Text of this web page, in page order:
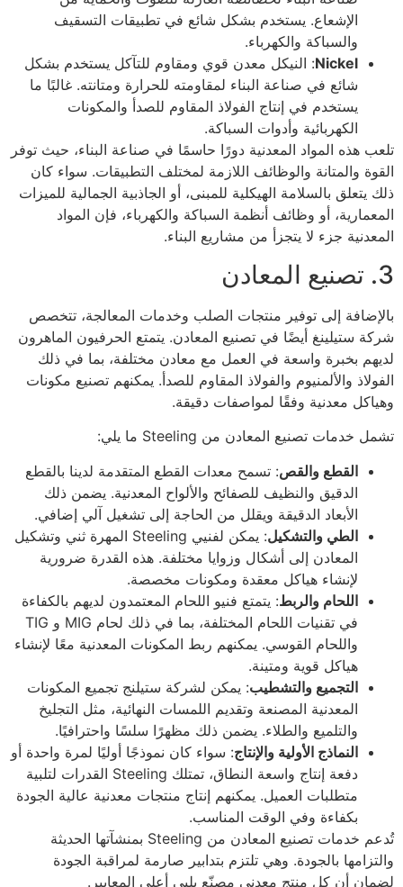
الإشعاع. يستخدم بشكل شائع في تطبيقات التسقيف
والسباكة والكهرباء.
Nickel: النيكل معدن قوي ومقاوم للتآكل يستخدم بشكل
شائع في صناعة البناء لمقاومته للحرارة ومتانته. غالبًا ما
يستخدم في إنتاج الفولاذ المقاوم للصدأ والمكونات
الكهربائية وأدوات السباكة.
تلعب هذه المواد المعدنية دورًا حاسمًا في صناعة البناء، حيث توفر
القوة والمتانة والوظائف اللازمة لمختلف التطبيقات. سواء كان
ذلك يتعلق بالسلامة الهيكلية للمبنى، أو الجاذبية الجمالية للميزات
المعمارية، أو وظائف أنظمة السباكة والكهرباء، فإن المواد
المعدنية جزء لا يتجزأ من مشاريع البناء.
3. تصنيع المعادن
بالإضافة إلى توفير منتجات الصلب وخدمات المعالجة، تتخصص
شركة ستيلينغ أيضًا في تصنيع المعادن. يتمتع الحرفيون الماهرون
لديهم بخبرة واسعة في العمل مع معادن مختلفة، بما في ذلك
الفولاذ والألمنيوم والفولاذ المقاوم للصدأ. يمكنهم تصنيع مكونات
وهياكل معدنية وفقًا لمواصفات دقيقة.
تشمل خدمات تصنيع المعادن من Steeling ما يلي:
القطع والقص: تسمح معدات القطع المتقدمة لدينا بالقطع
الدقيق والنظيف للصفائح والألواح المعدنية. يضمن ذلك
الأبعاد الدقيقة ويقلل من الحاجة إلى تشغيل آلي إضافي.
الطي والتشكيل
: يمكن لفنيي Steeling المهرة ثني وتشكيل
المعادن إلى أشكال وزوايا مختلفة. هذه القدرة ضرورية
لإنشاء هياكل معقدة ومكونات مخصصة.
اللحام والربط: يتمتع فنيو اللحام المعتمدون لديهم بالكفاءة
في تقنيات اللحام المختلفة، بما في ذلك لحام MIG و TIG
واللحام القوسي. يمكنهم ربط المكونات المعدنية معًا لإنشاء
هياكل قوية ومتينة.
التجميع والتشطيب: يمكن لشركة ستيلنج تجميع المكونات
المعدنية المصنعة وتقديم اللمسات النهائية، مثل التجليخ
والتلميع والطلاء. يضمن ذلك مظهرًا سلسًا واحترافيًا.
النماذج الأولية والإنتاج: سواء كان نموذجًا أوليًا لمرة واحدة أو
دفعة إنتاج واسعة النطاق، تمتلك Steeling القدرات لتلبية
متطلبات العميل. يمكنهم إنتاج منتجات معدنية عالية الجودة
بكفاءة وفي الوقت المناسب.
تُدعم خدمات تصنيع المعادن من Steeling بمنشآتها الحديثة
والتزامها بالجودة. وهي تلتزم بتدابير صارمة لمراقبة الجودة
لضمان أن كل منتج معدني مصنّع يلبي أعلى المعايير.